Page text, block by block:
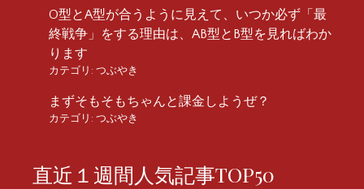
O型とA型が合うように見えて、いつか必ず「最
終戦争」をする理由は、AB型とB型を見ればわか
ります
カテゴリ: つぶやき
まずそもそもちゃんと課金しようぜ？
カテゴリ: つぶやき
直近１週間人気記事TOP50